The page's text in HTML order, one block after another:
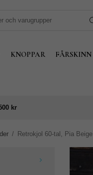
KNOPPAR FÅRSKINN
kr
/ Retrokjol 60-tal, Pia Beige